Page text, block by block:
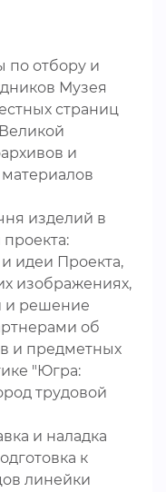
по отбору и
Музея
страниц
и
изделий в
идеи Проекта,
изображениях,
и решение
об
и предметных
"Югра:
трудовой
и наладка
к
линейки